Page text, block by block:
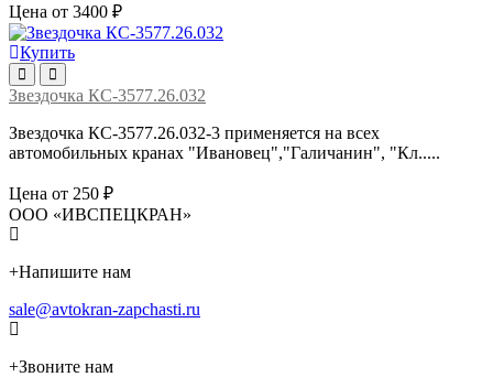
Цена от 3400 ₽
Купить
Звездочка КС-3577.26.032
Звездочка КС-3577.26.032-3 применяется на всех
автомобильных кранах "Ивановец","Галичанин", "Кл.....
Цена от 250 ₽
ООО «ИВСПЕЦКРАН»
+Напишите нам
sale@avtokran-zapchasti.ru
+Звоните нам